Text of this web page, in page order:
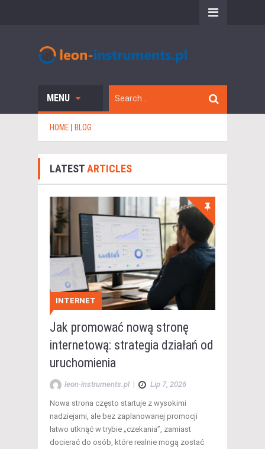
MENU
HOME BLOG
LATESTARTICLES
INTERNET
Jak promować nową stronę
internetową: strategia działań od
uruchomienia
leon-instruments.pl | Lip 7, 2026
Nowa strona często startuje z wysokimi
nadziejami, ale bez zaplanowanej promocji
łatwo utknąć w trybie „czekania”, zamiast
docierać do osób, które realnie mogą zostać